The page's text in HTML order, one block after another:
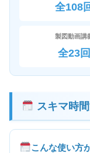
全108
製図動画講
全23回
スキマ時
こんな使い方